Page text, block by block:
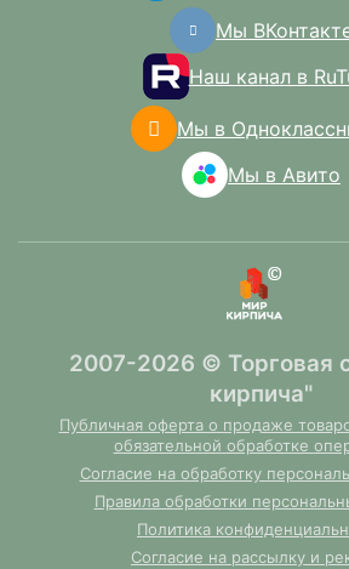
Мы
Наш канал в
Мы в
Мы в Авито
2007-2026 © Торговая
кирпича"
Публичная оферта о продаже
обязательной обработке
Согласие на обработку
Правила обработки
Политика
Согласие на рассылку и